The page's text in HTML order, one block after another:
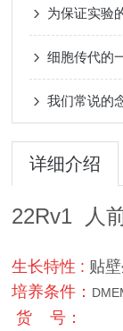
为保证实验
细胞传代的
我们常说的
详细介绍
22Rv1 人
生长特性 : 贴
培养条件：
货 号：